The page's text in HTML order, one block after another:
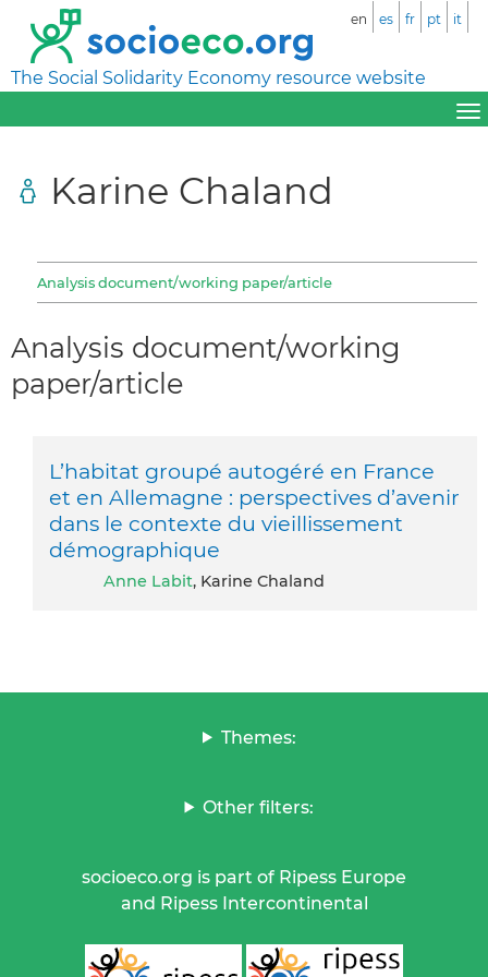
The Social Solidarity Economy resource website
en es fr pt it
Karine Chaland
Analysis document/working paper/article
Analysis document/working
paper/article
L’habitat groupé autogéré en France
et en Allemagne : perspectives d’avenir
dans le contexte du vieillissement
démographique
Anne Labit, Karine Chaland
Themes:
Other filters:
socioeco.org is part of Ripess Europe
and Ripess Intercontinental